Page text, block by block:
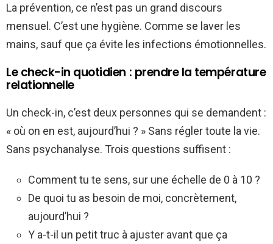
La prévention, ce n’est pas un grand discours
mensuel. C’est une hygiène. Comme se laver les
mains, sauf que ça évite les infections émotionnelles.
Le check-in quotidien : prendre la température
relationnelle
Un check-in, c’est deux personnes qui se demandent :
« où on en est, aujourd’hui ? » Sans régler toute la vie.
Sans psychanalyse. Trois questions suffisent :
Comment tu te sens, sur une échelle de 0 à 10 ?
De quoi tu as besoin de moi, concrètement,
aujourd’hui ?
Y a-t-il un petit truc à ajuster avant que ça